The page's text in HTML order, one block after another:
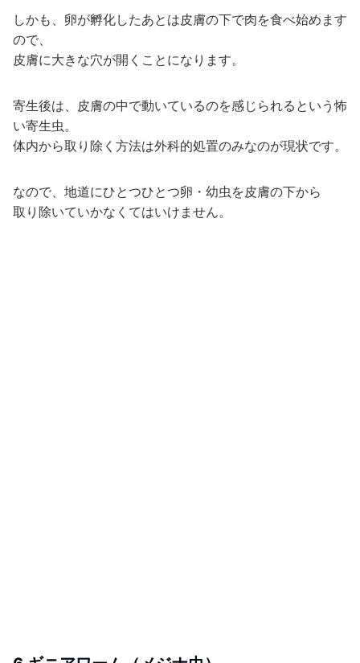
しかも、卵が孵化したあとは皮膚の下で肉を食べ始めます
ので、
皮膚に大きな穴が開くことになります。
寄生後は、皮膚の中で動いているのを感じられるという怖
い寄生虫。
体内から取り除く方法は外科的処置のみなのが現状です。
なので、地道にひとつひとつ卵・幼虫を皮膚の下から
取り除いていかなくてはいけません。